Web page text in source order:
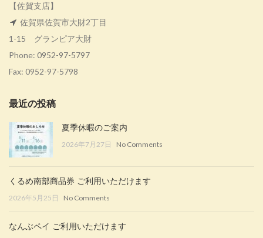
【佐賀支店】
佐賀県佐賀市大財2丁目
1-15 グランピア大財
Phone: 0952-97-5797
Fax: 0952-97-5798
最近の投稿
夏季休暇のご案内
2026年7月27日 No Comments
くるめ南部商品券 ご利用いただけます
2026年5月25日 No Comments
なんぶペイ ご利用いただけます